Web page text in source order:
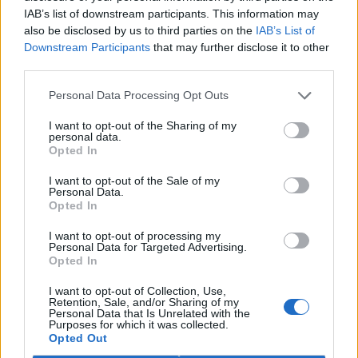
IAB’s list of downstream participants. This information may
also be disclosed by us to third parties on the IAB’s List of
Downstream Participants that may further disclose it to other
Personal Data Processing Opt Outs
I want to opt-out of the Sharing of my
personal data.
Opted In
I want to opt-out of the Sale of my
Personal Data.
Opted In
I want to opt-out of processing my
Personal Data for Targeted Advertising.
Opted In
I want to opt-out of Collection, Use,
Retention, Sale, and/or Sharing of my
Personal Data that Is Unrelated with the
Purposes for which it was collected.
Opted Out
se zapojí do akcí pro ochranu životního prostředí
Aktualizováno
25.3.2026 | PRAHA (Ekolist.cz )
Hodina Země - letos proběhne
roce 2007 v Austrálii,
symbolickým zhasnutím světel na jednu hodinu. Letos se tak
uskuteční už podvacáté. V průběhu let se akce rozšířila do více než
nabízí řadu možností, jak se mohou obce, firmy, různé kolektivy i
jednotlivci zapojit a věnovat 60 minut něčemu pozitivnímu nejen
pro planetu a pro své okolí, ale také pro sebe.
Organizace dTest připravila publikaci Chemie v
domácnosti o rizikových látkách v našich bytech
20.3.2026 | PRAHA ( Ekolist.cz)
Většina lidí si pod slovem
chemie představí laboratoř
plnou toxických látek, ne